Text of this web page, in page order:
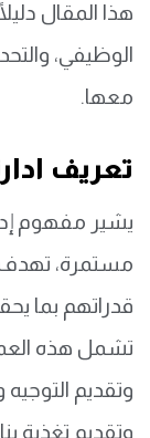
هذا المقال
الوظيفي،
معها.
تعريف
يشير مفهوم
مستمرة، تهدف
قدراتهم بما
تشمل هذه
وتقديم
وتقديم تغذية